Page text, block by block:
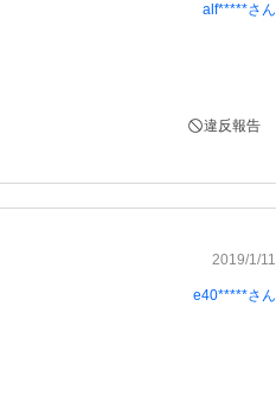
alf*****さん
違反報告
2019/1/11
e40*****さん